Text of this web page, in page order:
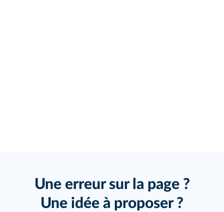
Une erreur sur la page ?
Une idée à proposer ?